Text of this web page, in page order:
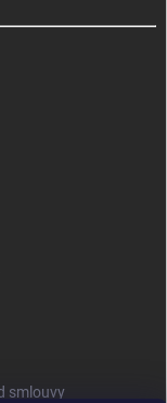
smlouvy